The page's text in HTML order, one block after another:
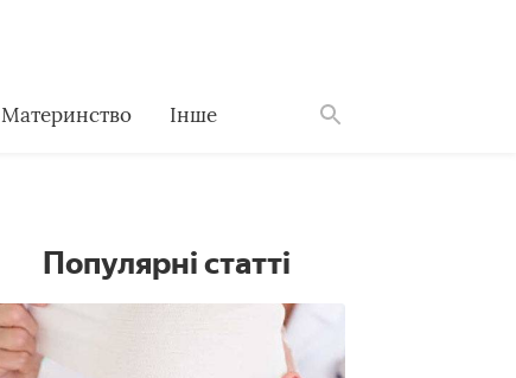
Материнство Інше
Популярні статті